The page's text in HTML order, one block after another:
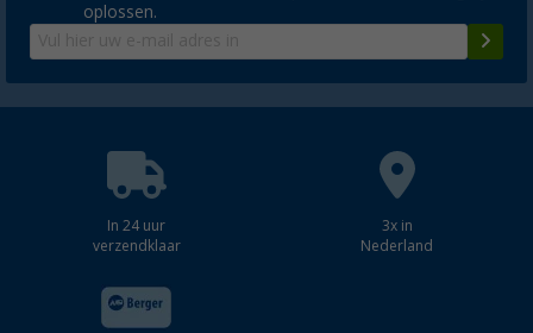
oplossen.
In 24 uur
verzendklaar
3x in
Nederland